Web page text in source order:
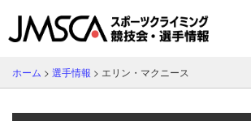
ホーム > 選手情報 > エリン・マクニース